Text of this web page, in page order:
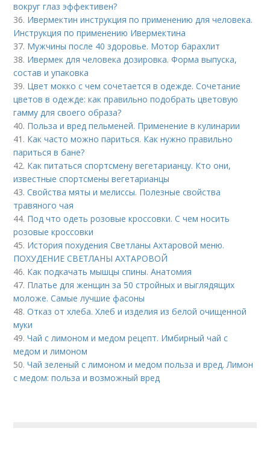
вокруг глаз эффективен?
36. Ивермектин инструкция по применению для человека.
Инструкция по применению Ивермектина
37. Мужчины после 40 здоровье. Мотор барахлит
38. Ивермек для человека дозировка. Форма выпуска,
состав и упаковка
39. Цвет мокко с чем сочетается в одежде. Сочетание
цветов в одежде: как правильно подобрать цветовую
гамму для своего образа?
40. Польза и вред пельменей. Применение в кулинарии
41. Как часто можно париться. Как нужно правильно
париться в бане?
42. Как питаться спортсмену вегетарианцу. Кто они,
известные спортсмены вегетарианцы
43.Свойства мяты и мелиссы. Полезные свойства
травяного чая
44. Под что одеть розовые кроссовки. С чем носить
розовые кроссовки
45. История похудения Светланы Ахтаровой меню.
ПОХУДЕНИЕ СВЕТЛАНЫ АХТАРОВОЙ
46. Как подкачать мышцы спины. Анатомия
47. Платье для женщин за 50 стройных и выглядящих
моложе. Самые лучшие фасоны
48.Отказ от хлеба. Хлеб и изделия из белой очищенной
муки
49.Чай с лимоном и медом рецепт. Имбирный чай с
медом и лимоном
50.Чай зеленый с лимоном и медом польза и вред. Лимон
с медом: польза и возможный вред